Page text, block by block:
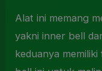
Alat ini memang
yakni inner bell
keduanya